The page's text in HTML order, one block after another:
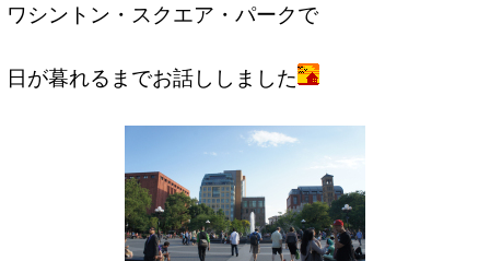
ワシントン・スクエア・パークで
日が暮れるまでお話ししました